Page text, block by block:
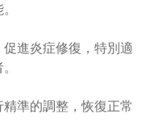
進炎症修復，特別適
準的調整，恢復正常